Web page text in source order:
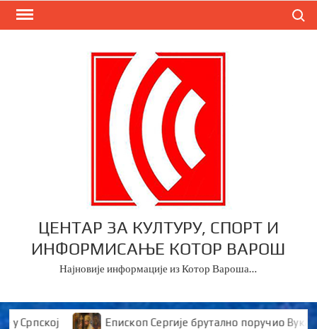
Skip
ЦЕНТАР ЗА КУЛТУРУ, СПОРТ И
ИНФОРМИСАЊЕ КОТОР ВАРОШ
Најновије информације из Котор Вароша…
Епископ Сергије брутално поручио